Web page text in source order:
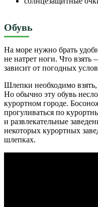
Обувь
На море нужно брать
не натрет ноги. Что
зависит от погодных
Шлепки необходимо
Но обычно эту обувь
курортном городе.
прогуливаться по
и развлекательные
некоторых курортных
шлепках.